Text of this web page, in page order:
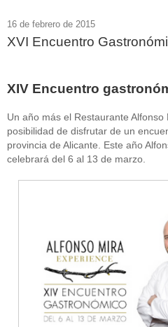
16 de febrero de 2015
XVI Encuentro
XIV Encuentro
Un año más el Restaurante
posibilidad de disfrutar de un
provincia de Alicante. Este año
celebrará del 6 al 13 de marzo.